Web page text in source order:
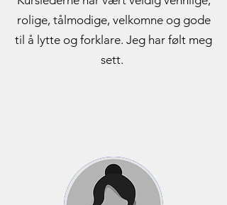
rolige, tålmodige, velkomne og gode
til å lytte og forklare. Jeg har følt meg
sett.